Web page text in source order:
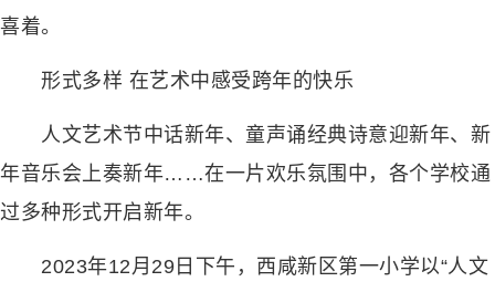
喜着。
形式多样 在艺术中感受跨年的快乐
人文艺术节中话新年、童声诵经典诗意迎新年、新
年音乐会上奏新年……在一片欢乐氛围中，各个学校通
过多种形式开启新年。
2023年12月29日下午，西咸新区第一小学以“人文